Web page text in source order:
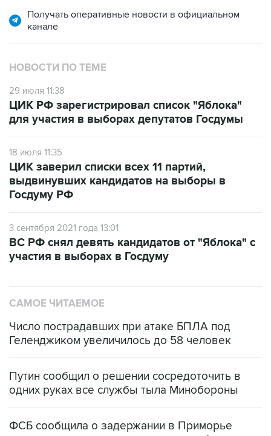
НОВОСТИ ПО ТЕМЕ
29 июля 11:38
для участия в выборах депутатов Госдумы
18 июля 11:35
выдвинувших кандидатов на выборы в
Госдуму РФ
3 сентября 2021 года 13:01
участия в выборах в Госдуму
Число пострадавших при атаке БПЛА под
Путин сообщил о решении сосредоточить в
ФСБ сообщила о задержании в Приморье
Росгвардии